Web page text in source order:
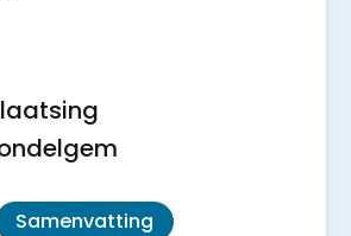
Samenvatting